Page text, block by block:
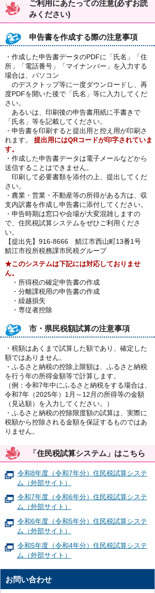
ご利用にあたっての注意(必ずお読
みください)
申告書を作成する際の注意事項
・作成した申告書データのPDFに「氏名」「住
所」「電話番号」「マイナンバー」を入力する
場合は、パソコン
のデスクトップ等に一度ダウンロードし、再
度PDFを開いた後で「氏名」等に入力してくだ
さい。
あるいは、印刷後の申告書用紙に手書きで
「氏名」等を記載してください。
・申告書を印刷すると提出用と控え用が印刷さ
れます。 提出用にはQRコードが印字されていま
す。
・作成した申告書データは電子メールなどから
送信することはできません。
印刷して必要書類を添付の上、提出してくだ
さい。
・農業・営業・不動産等の所得がある方は、収
支内訳書を作成し申告書に添付してください。
・申告時期は窓口や会場が大変混雑しますの
で、住民税試算システムをぜひご利用くださ
い。
【提出先】916-8666 鯖江市西山町13番1号
鯖江市役所税務課市民税グループ
★このシステムは下記には対応しておりませ
ん。
・所得税の確定申告書の作成
・分離課税用の申告書の作成
・繰越損失
・専従者控除
市・県民税額試算の注意事項
・税額はあくまで試算した額であり、確定した
額ではありません。
・ふるさと納税の控除上限額は、ふるさと納税
を行う年の所得金額等で計算します。
（例：令和7年中にふるさと納税をする場合は、
令和7年（2025年）1月～12月の所得等の金額
（見込額）を入力してください。）
・ふるさと納税の控除限度額の試算は、実際に
税額から控除される金額を保証するものではあ
りません。
「住民税試算システム」はこちら
令和8年度（令和7年分）住民税試算システ
ム（外部サイト）
令和7年度（令和6年分）住民税試算システ
ム（外部サイト）
令和6年度（令和5年分）住民税試算システ
ム（外部サイト）
令和5年度（令和4年分）住民税試算システ
ム（外部サイト）
お問い合わせ